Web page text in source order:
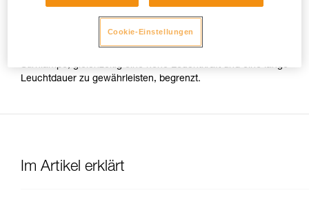
Regel über eine Energiequelle (Batterien oder Akkus) von
und den Tragekomfort zu optimieren. Trotz der verbesserten
Stirnlampe, gleichzeitig eine hohe Leuchtkraft und eine lange
Leuchtdauer zu gewährleisten, begrenzt.
Im Artikel erklärt
Cookie-Einstellungen